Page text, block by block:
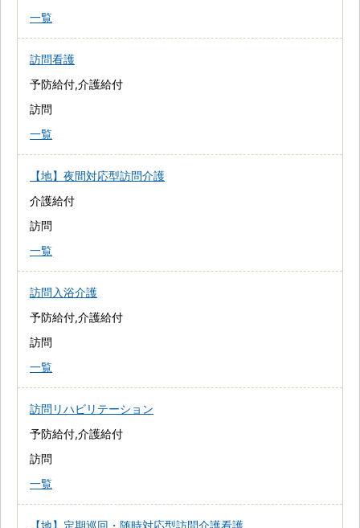
一覧
訪問看護
予防給付,介護給付
訪問
一覧
【地】夜間対応型訪問介護
介護給付
訪問
一覧
訪問入浴介護
予防給付,介護給付
訪問
一覧
訪問リハビリテーション
予防給付,介護給付
訪問
一覧
【地】定期巡回・随時対応型訪問介護看護